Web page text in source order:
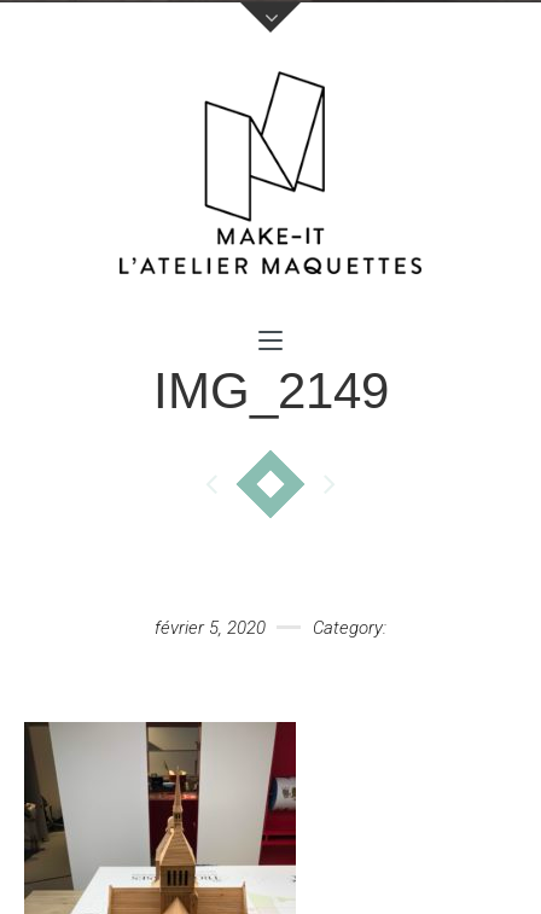
Votre nom (obligatoire)
Votre e-mail (obligatoire)
Votre message
IMG_2149
février 5, 2020 Category: